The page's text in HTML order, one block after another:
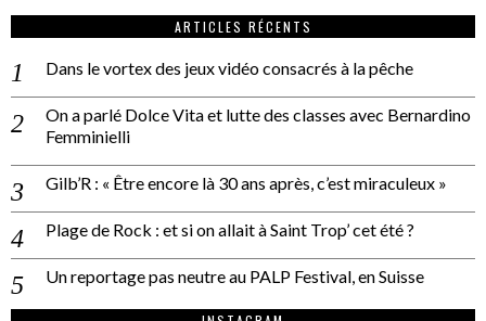
ARTICLES RÉCENTS
Dans le vortex des jeux vidéo consacrés à la pêche
On a parlé Dolce Vita et lutte des classes avec Bernardino
Femminielli
Gilb’R : « Être encore là 30 ans après, c’est miraculeux »
Plage de Rock : et si on allait à Saint Trop’ cet été ?
Un reportage pas neutre au PALP Festival, en Suisse